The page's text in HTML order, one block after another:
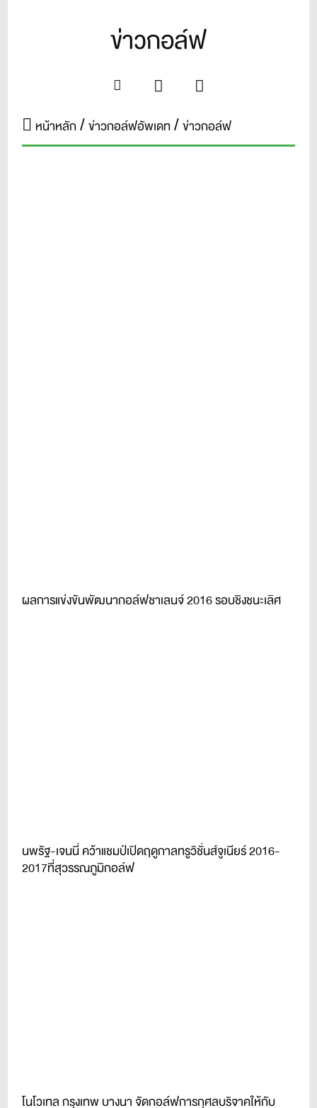
ข่าวกอล์ฟ
หน้าหลัก ข่าวกอล์ฟอัพเดท ข่าวกอล์ฟ
ผลการแข่งขันพัฒนากอล์ฟชาเลนจ์ 2016 รอบชิงชนะเลิศ
นพรัฐ-เจนนี่ คว้าแชมป์เปิดฤดูกาลทรูวิชั่นส์จูเนียร์ 2016-
2017ที่สุวรรณภูมิกอล์ฟ
โนโวเทล กรุงเทพ บางนา จัดกอล์ฟการกุศลบริจาคให้กับ